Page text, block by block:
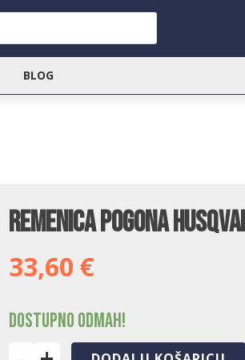
BLOG
Remenica pogona
33,60 €
Dostupno odmah!